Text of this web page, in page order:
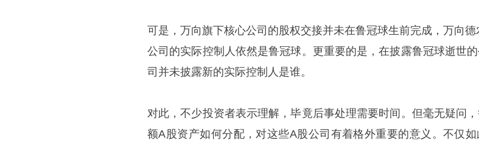
可是，万向旗下核心公司的股权交接并未在鲁冠球生前完成，万向
公司的实际控制人依然是鲁冠球。更重要的是，在披露鲁冠球逝世
司并未披露新的实际控制人是谁。
对此，不少投资者表示理解，毕竟后事处理需要时间。但毫无疑问
额A股资产如何分配，对这些A股公司有着格外重要的意义。不仅